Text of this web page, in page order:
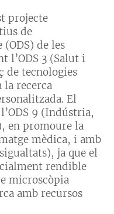
projecte
de
de les
l’ODS 3 (Salut i
de tecnologies
la recerca
El
9 (Indústria,
en promoure la
mèdica, i amb
ja que el
rendible
microscòpia
amb recursos